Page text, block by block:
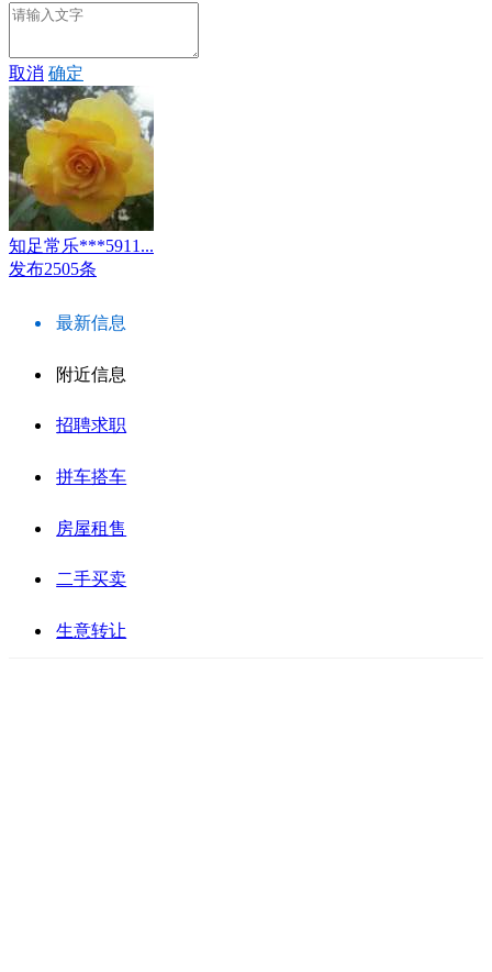
取消 确定
知足常乐***5911...
发布2505条
最新信息
附近信息
招聘求职
拼车搭车
房屋租售
二手买卖
生意转让